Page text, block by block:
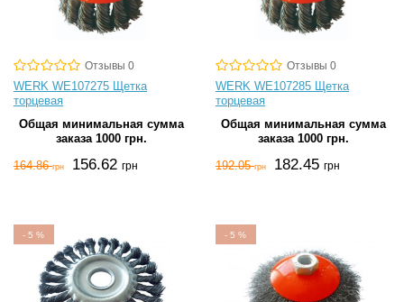
Отзывы 0
WERK WE107275 Щетка
торцевая
Общая минимальная сумма
заказа 1000 грн.
164.86грн 156.62 грн
Отзывы 0
WERK WE107285 Щетка
торцевая
Общая минимальная сумма
заказа 1000 грн.
192.05грн 182.45 грн
-5% -5%